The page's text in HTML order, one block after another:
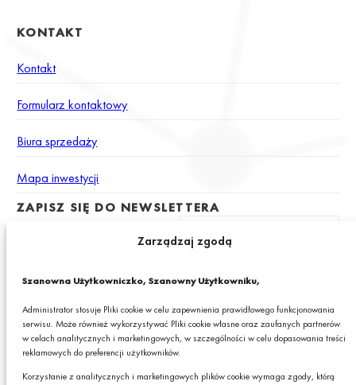
Zarządzaj zgodą
Szanowna Użytkowniczko, Szanowny Użytkowniku,
Administrator stosuje Pliki cookie w celu zapewnienia prawidłowego funkcjonowania
serwisu. Może również wykorzystywać Pliki cookie własne oraz zaufanych partnerów
w celach analitycznych i marketingowych, w szczególności w celu dopasowania treści
reklamowych do preferencji użytkowników.
Korzystanie z analitycznych i marketingowych plików cookie wymaga zgody, którą
KONTAKT
Kontakt
Formularz kontaktowy
Biura sprzedaży
Mapa inwestycji
ZAPISZ SIĘ DO NEWSLETTERA
adres e-mail newslettera z informacjami o ciekawych promocjach,
produktach lub usługach GRANIT S.A.*
* Pola obowiązkowe
Podając swój adres e-mail wyrażasz zgodę na otrzymywanie drogą elektroniczną,
produktach lub usługach GRANIT S.A. oraz zgodę na przetwarzanie przez GRANIT